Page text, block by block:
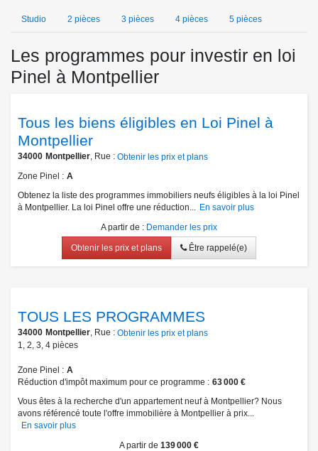
Studio 2 pièces 3 pièces 4 pièces 5 pièces
Les programmes pour investir en loi
Pinel à Montpellier
Tous les biens éligibles en Loi Pinel à
Montpellier
34000 Montpellier , Rue : Obtenir les prix et plans
Zone Pinel
A
Obtenez la liste des programmes immobiliers neufs éligibles à la loi Pinel
à Montpellier. La loi Pinel offre une réduction...
En savoir plus
A partir de : Demander les prix
Obtenir les prix et plans Être rappelé(e)
TOUS LES PROGRAMMES
34000 Montpellier , Rue : Obtenir les prix et plans
1
2 3 4 pièces
Zone Pinel
A
Réduction d'impôt maximum pour ce programme
63 000 €
Vous êtes à la recherche d'un appartement neuf à Montpellier? Nous
avons référencé toute l'offre immobilière à Montpellier à prix...
En savoir plus
A partir de 139 000 €